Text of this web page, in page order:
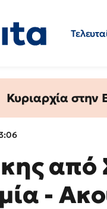
Κυριαρχία στην
από
-